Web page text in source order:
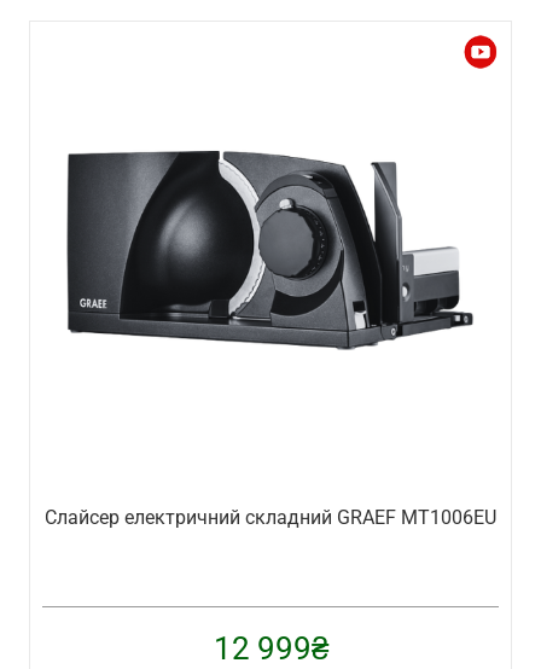
Слайсер електричний складний GRAEF MT1006EU
12 999₴